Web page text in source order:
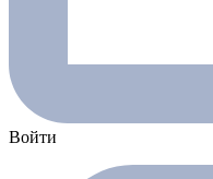
Войти